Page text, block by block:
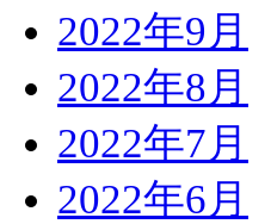
2022年9月
2022年8月
2022年7月
2022年6月